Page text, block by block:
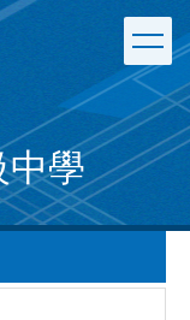
中學